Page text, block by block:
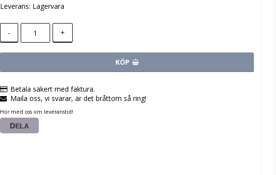
Leverans: Lagervara
- +
KÖP
Betala säkert med faktura.
Maila oss, vi svarar, är det bråttom så ring!
Hör med oss om leveranstid!
DELA